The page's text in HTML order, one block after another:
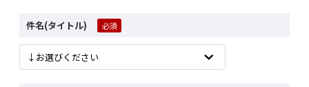
件名(タイトル)